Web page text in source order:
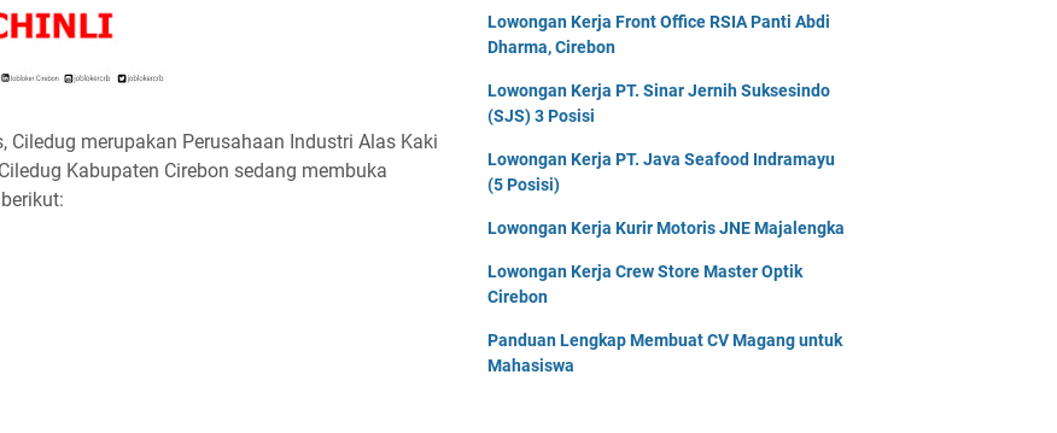
Ciledug merupakan Perusahaan Industri Alas Kaki
Kabupaten Cirebon sedang membuka
Lowongan Kerja Front Office RSIA Panti Abdi
Dharma, Cirebon
Lowongan Kerja PT. Sinar Jernih Suksesindo
(SJS) 3 Posisi
Lowongan Kerja PT. Java Seafood Indramayu
(5 Posisi)
Lowongan Kerja Kurir Motoris JNE Majalengka
Lowongan Kerja Crew Store Master Optik
Cirebon
Panduan Lengkap Membuat CV Magang untuk
Mahasiswa